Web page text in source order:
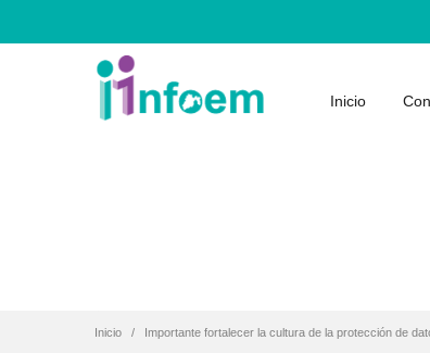
Inicio
Inicio Importante fortalecer la cultura de la protección de